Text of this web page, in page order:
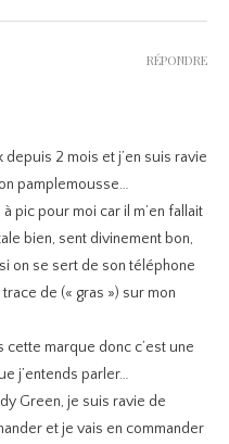
2 mois et j’en suis ravie
pamplemousse…
pic pour moi car il m’en fallait
bien, sent divinement bon,
on se sert de son téléphone
de (« gras ») sur mon
cette marque donc c’est une
j’entends parler…
Green, je suis ravie de
et je vais en commander
RÉPONDRE